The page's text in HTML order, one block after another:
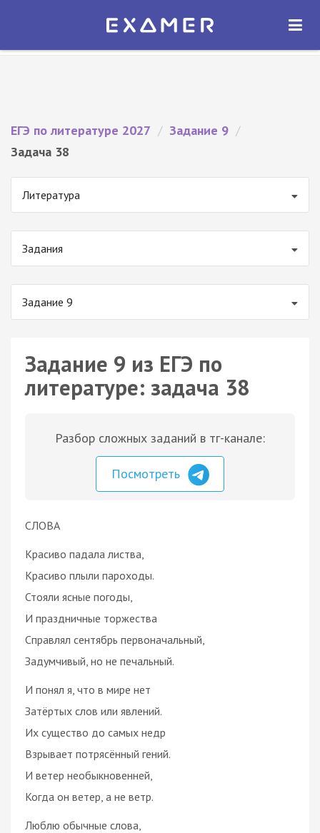
Экзамер — ЕГЭ 2027
ОТКРЫТЬ
ЕГЭ по литературе 2027 / Задание 9 /
Задача 38
Литература
Задания
Задание 9
Задание 9 из ЕГЭ по
литературе: задача 38
Разбор сложных заданий в тг-канале:
Посмотреть
СЛОВА
Красиво падала листва,
Красиво плыли пароходы.
Стояли ясные погоды,
И праздничные торжества
Справлял сентябрь первоначальный,
Задумчивый, но не печальный.
И понял я, что в мире нет
Затёртых слов или явлений.
Их существо до самых недр
Взрывает потрясённый гений.
И ветер необыкновенней,
Когда он ветер, а не ветр.
Люблю обычные слова,